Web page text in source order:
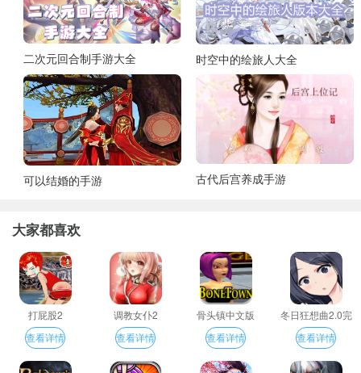
二次元回合制手游大全 时空中的绘旅人大全
可以结婚的手游 古代后宫养成手游
大家都喜欢
打屁股2
查看详情
调教女仆2
查看详情
骨头镇中文版
查看详情
冬日狂想曲2.0完
整汉化版
查看详情